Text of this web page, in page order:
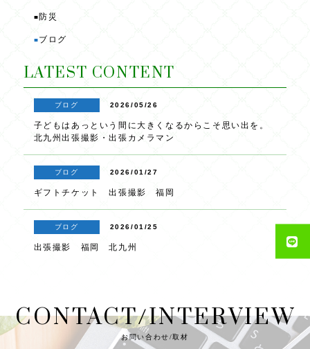
■防災
■ブログ
LATEST CONTENT
ブログ 2026/05/26
子どもはあっという間に大きくなるからこそ思い出を。
北九州出張撮影・出張カメラマン
ブログ 2026/01/27
ギフトチケット 出張撮影 福岡
ブログ 2026/01/25
出張撮影 福岡 北九州
CONTACT/INTERVIEW
お問い合わせ/取材